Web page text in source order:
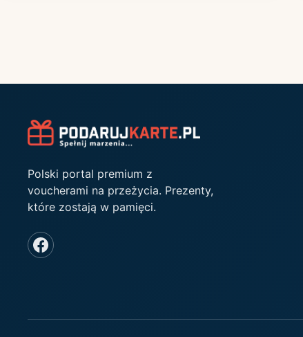
Polski portal premium z
voucherami na przeżycia. Prezenty,
które zostają w pamięci.